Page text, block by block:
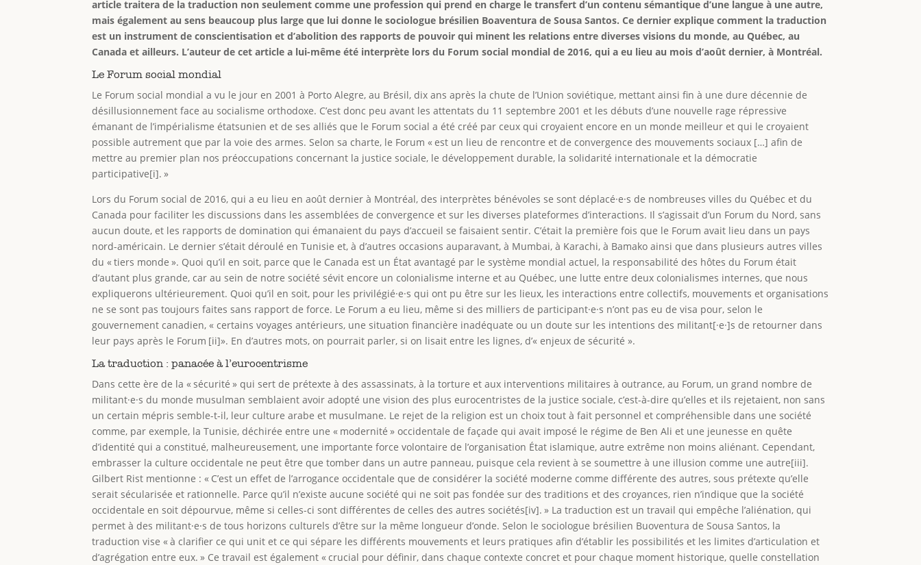
article traitera de la traduction non seulement comme une profession qui prend en charge le transfert d’un contenu sémantique d’une langue à une autre,
mais également au sens beaucoup plus large que lui donne le sociologue brésilien Boaventura de Sousa Santos. Ce dernier explique comment la traduction
est un instrument de conscientisation et d’abolition des rapports de pouvoir qui minent les relations entre diverses visions du monde, au Québec, au
Canada et ailleurs. L’auteur de cet article a lui-même été interprète lors du Forum social mondial de 2016, qui a eu lieu au mois d’août dernier, à Montréal.
Le Forum social mondial
Le Forum social mondial a vu le jour en 2001 à Porto Alegre, au Brésil, dix ans après la chute de l’Union soviétique, mettant ainsi fin à une dure décennie de
désillusionnement face au socialisme orthodoxe. C’est donc peu avant les attentats du 11 septembre 2001 et les débuts d’une nouvelle rage répressive
émanant de l’impérialisme étatsunien et de ses alliés que le Forum social a été créé par ceux qui croyaient encore en un monde meilleur et qui le croyaient
possible autrement que par la voie des armes. Selon sa charte, le Forum « est un lieu de rencontre et de convergence des mouvements sociaux […] afin de
mettre au premier plan nos préoccupations concernant la justice sociale, le développement durable, la solidarité internationale et la démocratie
participative[i]. »
Lors du Forum social de 2016, qui a eu lieu en août dernier à Montréal, des interprètes bénévoles se sont déplacé·e·s de nombreuses villes du Québec et du
Canada pour faciliter les discussions dans les assemblées de convergence et sur les diverses plateformes d’interactions. Il s’agissait d’un Forum du Nord, sans
aucun doute, et les rapports de domination qui émanaient du pays d’accueil se faisaient sentir. C’était la première fois que le Forum avait lieu dans un pays
nord-américain. Le dernier s’était déroulé en Tunisie et, à d’autres occasions auparavant, à Mumbai, à Karachi, à Bamako ainsi que dans plusieurs autres villes
du « tiers monde ». Quoi qu’il en soit, parce que le Canada est un État avantagé par le système mondial actuel, la responsabilité des hôtes du Forum était
d’autant plus grande, car au sein de notre société sévit encore un colonialisme interne et au Québec, une lutte entre deux colonialismes internes, que nous
expliquerons ultérieurement. Quoi qu’il en soit, pour les privilégié·e·s qui ont pu être sur les lieux, les interactions entre collectifs, mouvements et organisations
ne se sont pas toujours faites sans rapport de force. Le Forum a eu lieu, même si des milliers de participant·e·s n’ont pas eu de visa pour, selon le
gouvernement canadien, « certains voyages antérieurs, une situation financière inadéquate ou un doute sur les intentions des militant[·e·]s de retourner dans
leur pays après le Forum [ii]». En d’autres mots, on pourrait parler, si on lisait entre les lignes, d’« enjeux de sécurité ».
La traduction : panacée à l’eurocentrisme
Dans cette ère de la « sécurité » qui sert de prétexte à des assassinats, à la torture et aux interventions militaires à outrance, au Forum, un grand nombre de
militant·e·s du monde musulman semblaient avoir adopté une vision des plus eurocentristes de la justice sociale, c’est-à-dire qu’elles et ils rejetaient, non sans
un certain mépris semble-t-il, leur culture arabe et musulmane. Le rejet de la religion est un choix tout à fait personnel et compréhensible dans une société
comme, par exemple, la Tunisie, déchirée entre une « modernité » occidentale de façade qui avait imposé le régime de Ben Ali et une jeunesse en quête
d’identité qui a constitué, malheureusement, une importante force volontaire de l’organisation État islamique, autre extrême non moins aliénant. Cependant,
embrasser la culture occidentale ne peut être que tomber dans un autre panneau, puisque cela revient à se soumettre à une illusion comme une autre[iii].
Gilbert Rist mentionne : « C’est un effet de l’arrogance occidentale que de considérer la société moderne comme différente des autres, sous prétexte qu’elle
serait sécularisée et rationnelle. Parce qu’il n’existe aucune société qui ne soit pas fondée sur des traditions et des croyances, rien n’indique que la société
occidentale en soit dépourvue, même si celles-ci sont différentes de celles des autres sociétés[iv]. » La traduction est un travail qui empêche l’aliénation, qui
permet à des militant⸱e⸱s de tous horizons culturels d’être sur la même longueur d’onde. Selon le sociologue brésilien Buoventura de Sousa Santos, la
traduction vise « à clarifier ce qui unit et ce qui sépare les différents mouvements et leurs pratiques afin d’établir les possibilités et les limites d’articulation et
d’agrégation entre eux. » Ce travail est également « crucial pour définir, dans chaque contexte concret et pour chaque moment historique, quelle constellation